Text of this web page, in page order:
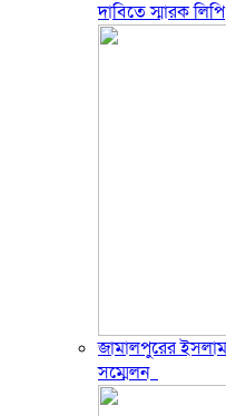
দাবিতে স্মারক লিপি
জামালপুরের
সম্মেলন